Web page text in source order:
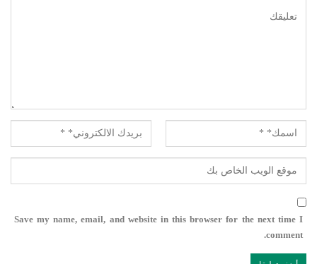
Save my name, email, and website in this browser for the next time I
comment.